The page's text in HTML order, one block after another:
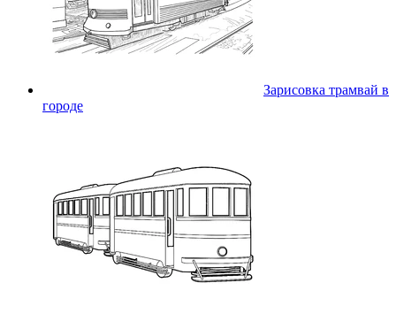
Зарисовка трамвай в
городе